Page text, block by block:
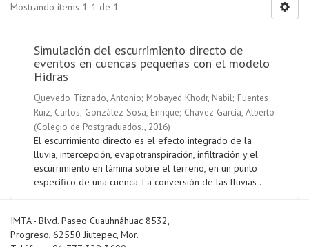
Mostrando ítems 1-1 de 1
Simulación del escurrimiento directo de
eventos en cuencas pequeñas con el modelo
Hidras
Quevedo Tiznado, Antonio; Mobayed Khodr, Nabil; Fuentes
Ruiz, Carlos; González Sosa, Enrique; Chávez García, Alberto
(Colegio de Postgraduados., 2016)
El escurrimiento directo es el efecto integrado de la
lluvia, intercepción, evapotranspiración, infiltración y el
escurrimiento en lámina sobre el terreno, en un punto
específico de una cuenca. La conversión de las lluvias ...
IMTA - Blvd. Paseo Cuauhnáhuac 8532,
Progreso, 62550 Jiutepec, Mor.